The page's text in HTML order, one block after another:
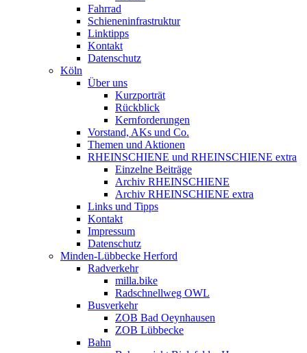
Fahrrad
Schieneninfrastruktur
Linktipps
Kontakt
Datenschutz
Köln
Über uns
Kurzporträt
Rückblick
Kernforderungen
Vorstand, AKs und Co.
Themen und Aktionen
RHEINSCHIENE und RHEINSCHIENE extra
Einzelne Beiträge
Archiv RHEINSCHIENE
Archiv RHEINSCHIENE extra
Links und Tipps
Kontakt
Impressum
Datenschutz
Minden-Lübbecke Herford
Radverkehr
milla.bike
Radschnellweg OWL
Busverkehr
ZOB Bad Oeynhausen
ZOB Lübbecke
Bahn